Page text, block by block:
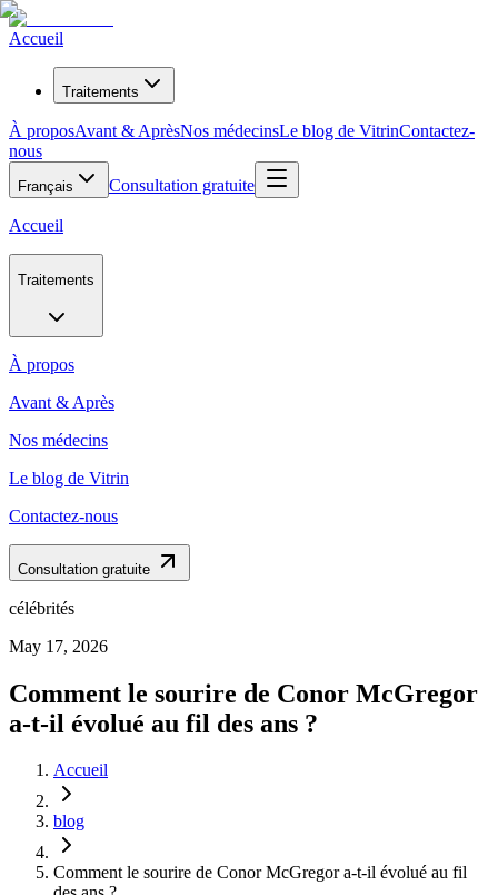
Accueil
Traitements
À proposAvant & AprèsNos médecinsLe blog de VitrinContactez-
nous
Français Consultation gratuite
Accueil
Traitements
À propos
Avant & Après
Nos médecins
Le blog de Vitrin
Contactez-nous
Consultation gratuite
célébrités
May 17, 2026
Comment le sourire de Conor McGregor
a-t-il évolué au fil des ans ?
Accueil
blog
Comment le sourire de Conor McGregor a-t-il évolué au fil